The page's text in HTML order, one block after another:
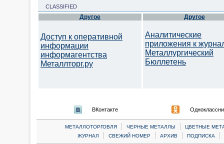
CLASSIFIED
Другое
Доступ к оперативной
информации
информагентства
Металлторг.ру
Другое
Аналитические
приложения к
Металлургический
Бюллетень
ВКонтакте
МЕТАЛЛОТОРГОВЛЯ | ЧЕРНЫЕ МЕТАЛЛЫ |
ЦВЕТНЫЕ
ЖУРНАЛ
| СВЕЖИЙ НОМЕР | АРХИВ | ПОДПИСКА |